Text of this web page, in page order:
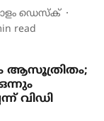
ഡെസ്ക്
read
ആസൂത്രിതം;
വിഡി